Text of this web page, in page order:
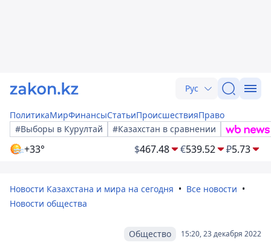
Рус
ПолитикаМирФинансыСтатьиПроисшествияПраво
#Выборы в Курултай
#Казахстан в сравнении
+33° $467.48 €539.52 ₽5.73
Новости Казахстана и мира на сегодня
Все новости
Новости общества
15:20, 23 декабря 2022
Общество